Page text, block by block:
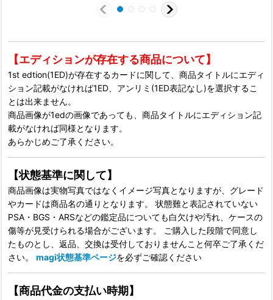
【エディションが存在する商品について】
1st edtion(1ED)が存在するカードに関して、商品タイトルにエディ
ション記載がなければ1ED、アンリミ(1ED表記なし)を選択するこ
とは出来ません。
商品画像が1edの画像であっても、商品タイトルにエディション記
載がなければ同様となります。
あらかじめご了承ください。
【状態基準に関して】
商品画像は実物写真ではなくイメージ写真となりますが、グレード
やカードは商品名の通りとなります。 状態難と表記されていない
PSA・BGS・ARSなどの鑑定品についても白欠けや汚れ、ケースの
傷等が見受けられる場合がございます。 ご購入した段階で同意し
たものとし、返品、交換は受付しておりませんこと何卒ご了承くだ
さい。 magi状態基準ページを必ずご確認ください
【商品代金の支払い時期】